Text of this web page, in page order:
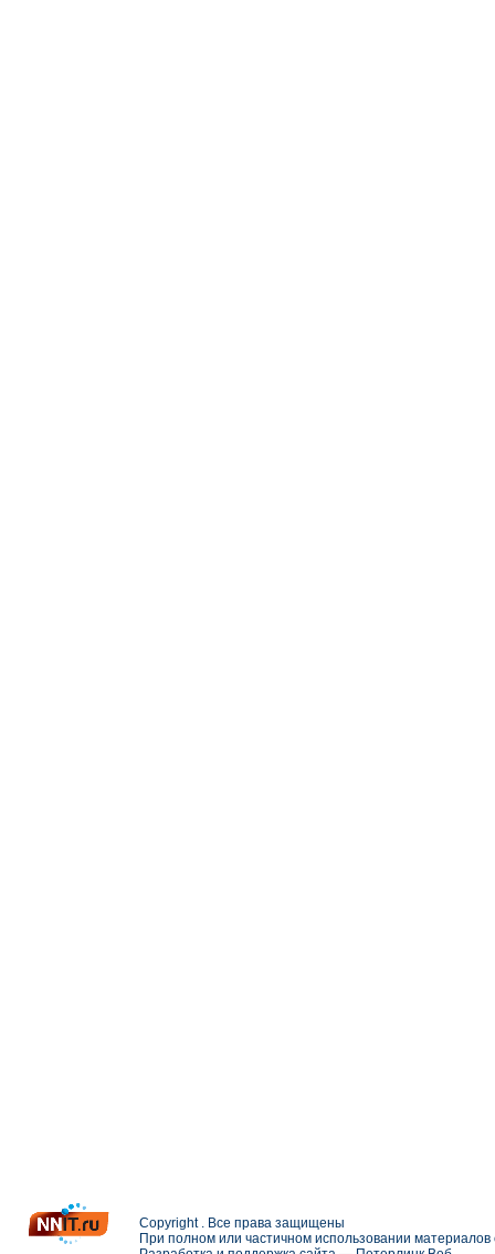
Copyright . Все права защищены
При полном или частичном использовании